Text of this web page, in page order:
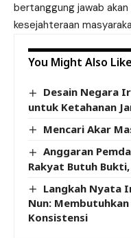
bertanggung jawab
kesejahteraan
You Might Also Like
Desain Negara
untuk Ketahanan
Mencari Akar
Anggaran
Rakyat Butuh
Langkah Nyata
Nun:
Konsistensi